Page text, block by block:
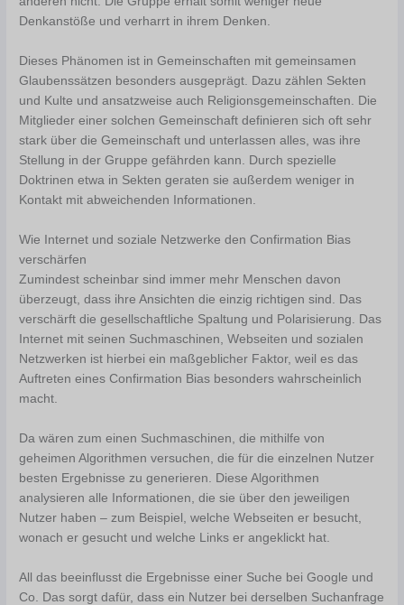
Denkanstöße und verharrt in ihrem Denken.
Dieses Phänomen ist in Gemeinschaften mit gemeinsamen
Glaubenssätzen besonders ausgeprägt. Dazu zählen Sekten
und Kulte und ansatzweise auch Religionsgemeinschaften. Die
Mitglieder einer solchen Gemeinschaft definieren sich oft sehr
stark über die Gemeinschaft und unterlassen alles, was ihre
Stellung in der Gruppe gefährden kann. Durch spezielle
Doktrinen etwa in Sekten geraten sie außerdem weniger in
Kontakt mit abweichenden Informationen.
Wie Internet und soziale Netzwerke den Confirmation Bias
verschärfen
Zumindest scheinbar sind immer mehr Menschen davon
überzeugt, dass ihre Ansichten die einzig richtigen sind. Das
verschärft die gesellschaftliche Spaltung und Polarisierung. Das
Internet mit seinen Suchmaschinen, Webseiten und sozialen
Netzwerken ist hierbei ein maßgeblicher Faktor, weil es das
Auftreten eines Confirmation Bias besonders wahrscheinlich
macht.
Da wären zum einen Suchmaschinen, die mithilfe von
geheimen Algorithmen versuchen, die für die einzelnen Nutzer
besten Ergebnisse zu generieren. Diese Algorithmen
analysieren alle Informationen, die sie über den jeweiligen
Nutzer haben – zum Beispiel, welche Webseiten er besucht,
wonach er gesucht und welche Links er angeklickt hat.
All das beeinflusst die Ergebnisse einer Suche bei Google und
Co. Das sorgt dafür, dass ein Nutzer bei derselben Suchanfrage